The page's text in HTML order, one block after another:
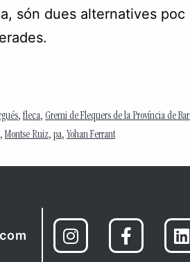
són dues alternatives
, fleca, Gremi de Flequers de la Província de
, Montse Ruiz, pa, Yohan Ferrant